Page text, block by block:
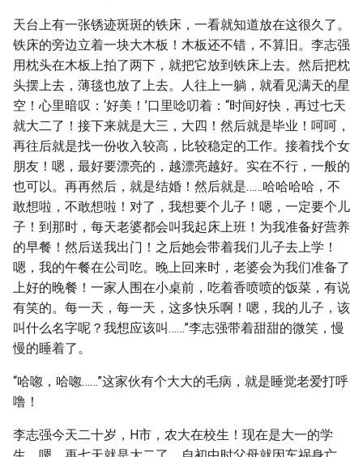
天台上有一张锈迹斑斑的铁床，一看就知道放在这很久了。
铁床的旁边立着一块大木板！木板还不错，不算旧。李志强
用枕头在木板上拍了两下，就把它放到铁床上去。然后把枕
头摆上去，薄毯也放了上去。人往上一躺，就看见满天的星
空！心里暗叹：‘好美！’口里唸叨着：“时间好快，再过七天
就大二了！接下来就是大三，大四！然后就是毕业！呵呵，
再往后就是找一份收入较高，比较稳定的工作。接着找个女
朋友！嗯，最好要漂亮的，越漂亮越好。实在不行，一般的
也可以。再再然后，就是结婚！然后就是……哈哈哈哈，不
敢想啦，不敢想啦！对了，我想要个儿子！嗯，一定要个儿
子！到那时，每天老婆都会叫我起床上班！为我准备好营养
的早餐！然后送我出门！之后她会带着我们儿子去上学！
嗯，我的午餐在公司吃。晚上回来时，老婆会为我们准备了
上好的晚餐！一家人围在小桌前，吃着香喷喷的饭菜，有说
有笑的。每一天，每一天，这多快乐啊！嗯，我的儿子，该
叫什么名字呢？我想应该叫……”李志强带着甜甜的微笑，慢
慢的睡着了。
“哈唿，哈唿……”这家伙有个大大的毛病，就是睡觉老爱打呼
噜！
李志强今天二十岁，H市，农大在校生！现在是大一的学